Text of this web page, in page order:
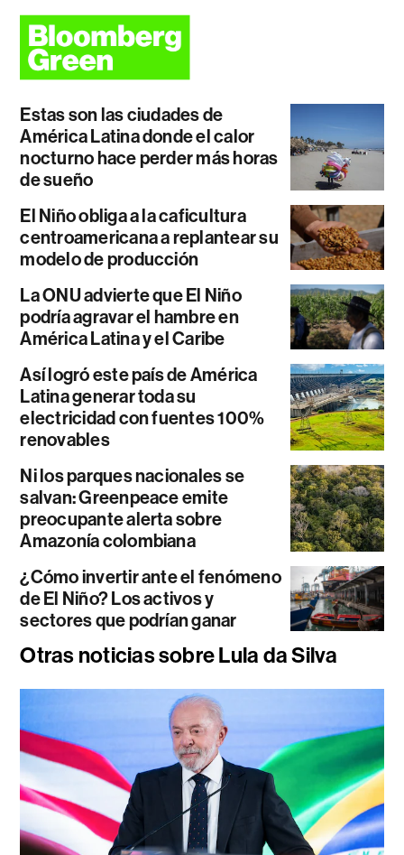
Estas son las ciudades de
América Latina donde el calor
nocturno hace perder más horas
de sueño
El Niño obliga a la caficultura
centroamericana a replantear su
modelo de producción
La ONU advierte que El Niño
podría agravar el hambre en
América Latina y el Caribe
Así logró este país de América
Latina generar toda su
electricidad con fuentes 100%
renovables
Ni los parques nacionales se
salvan: Greenpeace emite
preocupante alerta sobre
Amazonía colombiana
¿Cómo invertir ante el fenómeno
de El Niño? Los activos y
sectores que podrían ganar
Otras noticias sobre Lula da Silva